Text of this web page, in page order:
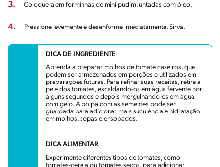
3. Coloque-a em forminhas de mini pudim, untadas com óleo.
4. Pressione levemente e desenforme imediatamente. Sirva.
DICA DE INGREDIENTE
Aprenda a preparar molhos de tomate caseiros, que
podem ser armazenados em porções e utilizados em
preparações futuras. Para refinar suas receitas, retire a
pele dos tomates, escaldando-os em água fervente por
alguns segundos e depois mergulhando-os em água
com gelo. A polpa com as sementes pode ser
guardada para adicionar mais suculência e hidratação
em molhos, sopas e ensopados.
DICA ALIMENTAR
Experimente diferentes tipos de tomates, como
tomates-cereja ou tomates secos, para adicionar